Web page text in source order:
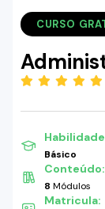
CURSO
Básico
Conteúdo:
8 Módulos
Matricula: